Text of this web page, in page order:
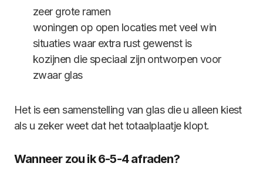
zeer grote ramen
woningen op open locaties met veel win
situaties waar extra rust gewenst is
kozijnen die speciaal zijn ontworpen voor
zwaar glas
Het is een samenstelling van glas die u alleen kiest
als u zeker weet dat het totaalplaatje klopt.
Wanneer zou ik 6-5-4 afraden?